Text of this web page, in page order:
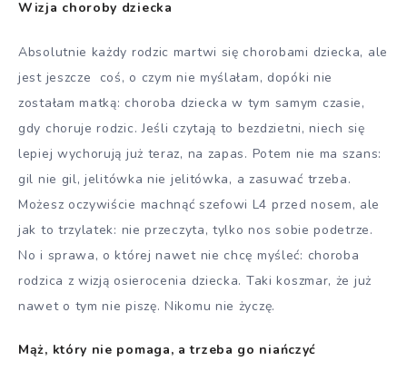
Wizja choroby dziecka
Absolutnie każdy rodzic martwi się chorobami dziecka, ale
jest jeszcze coś, o czym nie myślałam, dopóki nie
zostałam matką: choroba dziecka w tym samym czasie,
gdy choruje rodzic. Jeśli czytają to bezdzietni, niech się
lepiej wychorują już teraz, na zapas. Potem nie ma szans:
gil nie gil, jelitówka nie jelitówka, a zasuwać trzeba.
Możesz oczywiście machnąć szefowi L4 przed nosem, ale
jak to trzylatek: nie przeczyta, tylko nos sobie podetrze.
No i sprawa, o której nawet nie chcę myśleć: choroba
rodzica z wizją osierocenia dziecka. Taki koszmar, że już
nawet o tym nie piszę. Nikomu nie życzę.
Mąż, który nie pomaga, a trzeba go niańczyć